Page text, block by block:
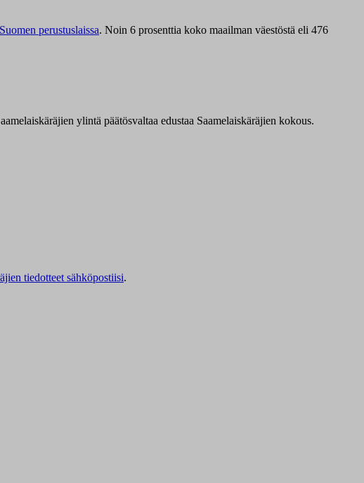
Suomen perustuslaissa. Noin 6 prosenttia koko maailman väestöstä eli 476
ylintä päätösvaltaa edustaa Saamelaiskäräjien kokous.
tiedotteet sähköpostiisi.